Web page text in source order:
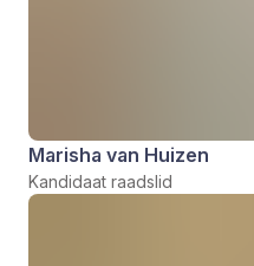
Marisha van Huizen
Kandidaat raadslid